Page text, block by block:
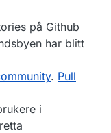
på Github
har blitt
. Pull
i